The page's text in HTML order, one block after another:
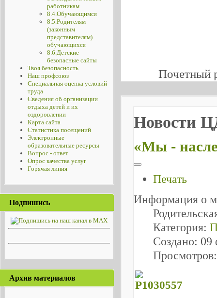
работникам
8.4.Обучающимся
8.5.Родителям
(законным
представителям)
обучающихся
8.6.Детские
безопасные сайты
Твоя безопасность
Наш профсоюз
Специальная оценка условий
труда
Сведения об организации
отдыха детей и их
оздоровлении
Карта сайта
Статистика посещений
Электронные
образовательные ресурсы
Вопрос - ответ
Опрос качества услуг
Горячая линия
Подпишись
Архив материалов
Почетный
Новости
«Мы -
Печать
Информация о
Категория:
Создано: 09